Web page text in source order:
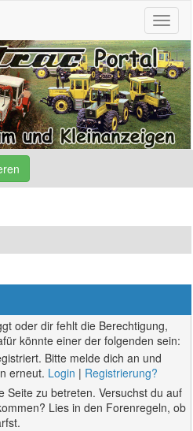
oder dir fehlt die Berechtigung,
könnte einer der folgenden sein:
Bitte melde dich an und
erneut. Login | Registrierung?
Seite zu betreten. Versuchst du auf
Lies in den Forenregeln, ob